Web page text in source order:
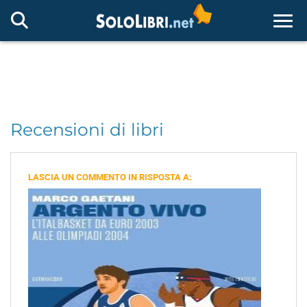
Recensioni di libri
LASCIA UN COMMENTO IN RISPOSTA A: